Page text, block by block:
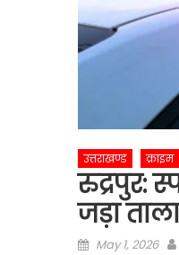
उत्तराखण्ड क्राइम
रुद्रपुर:
जड़ा ताला
Posted
May 1, 2026